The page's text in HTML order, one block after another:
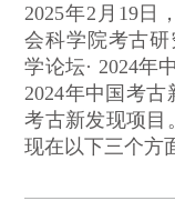
2025年2月19日
会科学院考古
学论坛· 2024年
2024年中国考
考古新发现项目
现在以下三个方